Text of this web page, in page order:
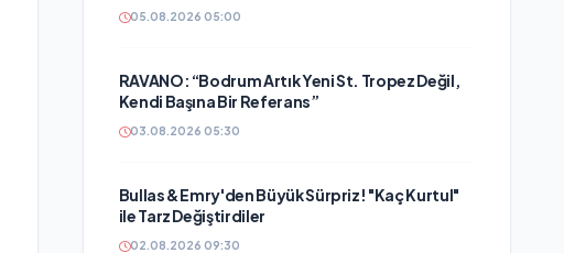
05.08.2026 05:00
RAVANO: “Bodrum Artık Yeni St. Tropez Değil,
Kendi Başına Bir Referans”
03.08.2026 05:30
Bullas & Emry'den Büyük Sürpriz! "Kaç Kurtul"
ile Tarz Değiştirdiler
02.08.2026 09:30